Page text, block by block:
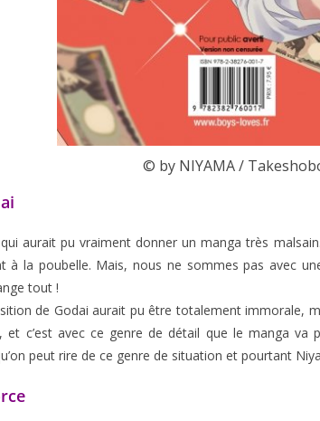
© by NIYAMA /
aurait pu vraiment donner un manga très
à la poubelle. Mais, nous ne sommes pas avec
tout !
de Godai aurait pu être totalement immorale,
et c’est avec ce genre de détail que le manga va
peut rire de ce genre de situation et pourtant